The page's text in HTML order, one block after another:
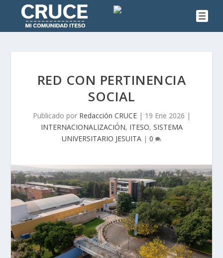
RED CON PERTINENCIA
SOCIAL
Publicado por Redacción CRUCE| 19 Ene 2026 |
INTERNACIONALIZACIÓN, ITESO, SISTEMA
UNIVERSITARIO JESUITA | 0